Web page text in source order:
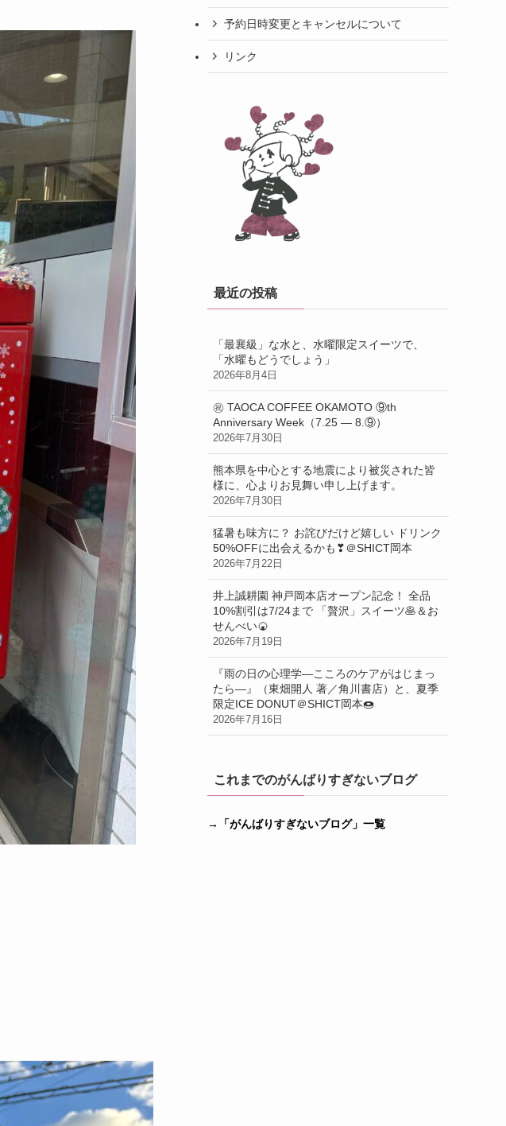
予約日時変更とキャンセルについて
リンク
最近の投稿
「最襄級」な水と、水曜限定スイーツで、
「水曜もどうでしょう」
2026年8月4日
㊗ TAOCA COFFEE OKAMOTO ⑨th
Anniversary Week（7.25 ― 8.⑨）
2026年7月30日
熊本県を中心とする地震により被災された皆
様に、心よりお見舞い申し上げます。
2026年7月30日
猛暑も味方に？ お詫びだけど嬉しい ドリンク
50%OFFに出会えるかも❣＠SHICT岡本
2026年7月22日
井上誠耕園 神戸岡本店オープン記念！ 全品
10%割引は7/24まで 「贅沢」スイーツ🥞＆お
せんべい🍘
2026年7月19日
『雨の日の心理学―こころのケアがはじまっ
たら―』（東畑開人 著／角川書店）と、夏季
限定ICE DONUT＠SHICT岡本🍩
2026年7月16日
これまでのがんばりすぎないブログ
→「がんばりすぎないブログ」一覧